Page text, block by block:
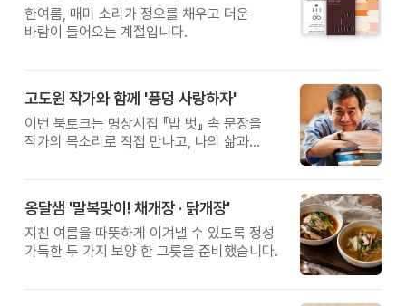
한여름, 매미 소리가 정오를 채우고 더운
바람이 들어오는 계절입니다.
고도원 작가와 함께 '풍덩 사랑하자'
이번 북토크는 명상시집 『밥 벗』 속 문장을
작가의 목소리로 직접 만나고, 나의 삶과
옹달샘 '말복맞이! 채개장 · 닭개장'
지친 여름을 따뜻하게 이겨낼 수 있도록 정성
가득한 두 가지 보양 한 그릇을 준비했습니다.